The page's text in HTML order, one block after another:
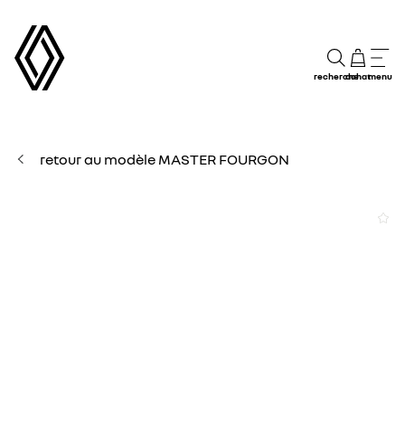
rechercheachatmenu
retour au modèle MASTER FOURGON